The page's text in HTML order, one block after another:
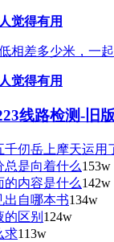
觉得有用
相差多少米，一
觉得有用
线路检测-旧
千仞岳上摩天运用
总是向着什么153w
的内容是什么142w
出自哪本书134w
区别 124w
求113w